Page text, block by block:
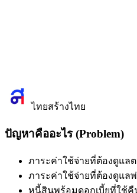
ไทยสร้างไทย
ปัญหาคืออะไร (Problem)
ภาระค่าใช้จ่ายที่ต้องดูแล
ภาระค่าใช้จ่ายที่ต้องดูแล
หนี้สินพร้อมดอกเบี้ยที่ใช้คื